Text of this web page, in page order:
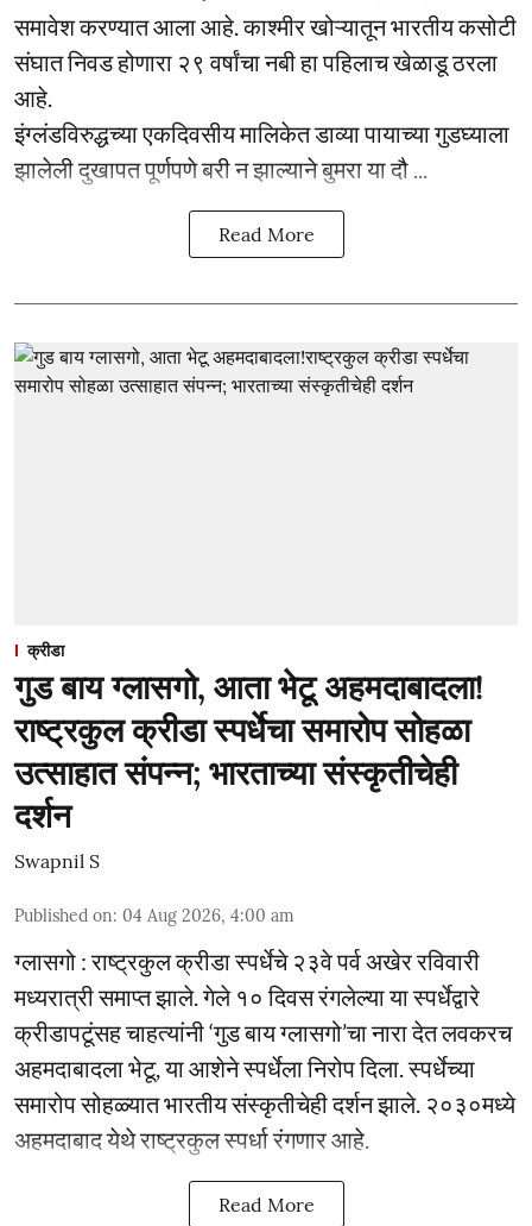
समावेश करण्यात आला आहे. काश्मीर खोऱ्यातून भारतीय कसोटी
संघात निवड होणारा २९ वर्षांचा नबी हा पहिलाच खेळाडू ठरला
आहे.
इंग्लंडविरुद्धच्या एकदिवसीय मालिकेत डाव्या पायाच्या गुडघ्याला
झालेली दुखापत पूर्णपणे बरी न झाल्याने बुमरा या दौ ...
Read More
क्रीडा
गुड बाय ग्लासगो, आता भेटू अहमदाबादला!
राष्ट्रकुल क्रीडा स्पर्धेचा समारोप सोहळा
उत्साहात संपन्न; भारताच्या संस्कृतीचेही
दर्शन
Swapnil S
Published on: 04 Aug 2026, 4:00 am
ग्लासगो : राष्ट्रकुल क्रीडा स्पर्धेचे २३वे पर्व अखेर रविवारी
मध्यरात्री समाप्त झाले. गेले १० दिवस रंगलेल्या या स्पर्धेद्वारे
क्रीडापटूंसह चाहत्यांनी ‘गुड बाय ग्लासगो’चा नारा देत लवकरच
अहमदाबादला भेटू, या आशेने स्पर्धेला निरोप दिला. स्पर्धेच्या
समारोप सोहळ्यात भारतीय संस्कृतीचेही दर्शन झाले. २०३०मध्ये
अहमदाबाद येथे राष्ट्रकुल स्पर्धा रंगणार आहे.
Read More